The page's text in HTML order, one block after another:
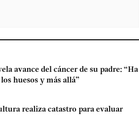
avance del cáncer de su padre: “Ha
huesos y más allá”
realiza catastro para evaluar